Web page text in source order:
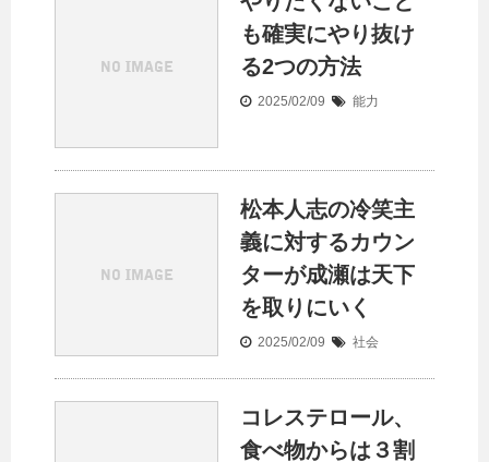
も確実にやり抜け
る2つの方法
2025/02/09 能力
松本人志の冷笑主
義に対するカウン
ターが成瀬は天下
を取りにいく
2025/02/09 社会
コレステロール、
食べ物からは３割